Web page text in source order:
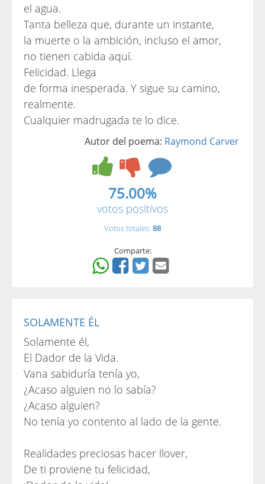
el agua.
Tanta belleza que, durante un instante,
la muerte o la ambición, incluso el amor,
no tienen cabida aquí.
Felicidad. Llega
de forma inesperada. Y sigue su camino,
realmente.
Cualquier madrugada te lo dice.
Autor del poema: Raymond Carver
75.00%
votos positivos
Votos totales: 88
Comparte:
SOLAMENTE ÉL
Solamente él,
El Dador de la Vida.
Vana sabiduría tenía yo,
¿Acaso alguien no lo sabía?
¿Acaso alguien?
No tenía yo contento al lado de la gente.
Realidades preciosas hacer llover,
De ti proviene tu felicidad,